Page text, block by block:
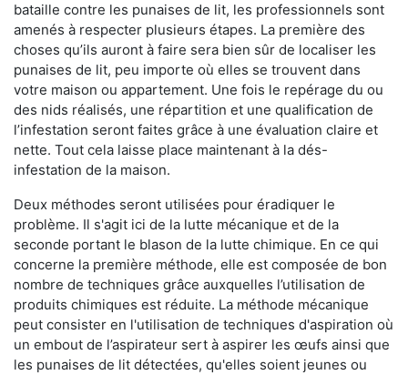
bataille contre les punaises de lit, les professionnels sont
amenés à respecter plusieurs étapes. La première des
choses qu’ils auront à faire sera bien sûr de localiser les
punaises de lit, peu importe où elles se trouvent dans
votre maison ou appartement. Une fois le repérage du ou
des nids réalisés, une répartition et une qualification de
l’infestation seront faites grâce à une évaluation claire et
nette. Tout cela laisse place maintenant à la dés-
infestation de la maison.
Deux méthodes seront utilisées pour éradiquer le
problème. Il s'agit ici de la lutte mécanique et de la
seconde portant le blason de la lutte chimique. En ce qui
concerne la première méthode, elle est composée de bon
nombre de techniques grâce auxquelles l’utilisation de
produits chimiques est réduite. La méthode mécanique
peut consister en l'utilisation de techniques d'aspiration où
un embout de l’aspirateur sert à aspirer les œufs ainsi que
les punaises de lit détectées, qu'elles soient jeunes ou